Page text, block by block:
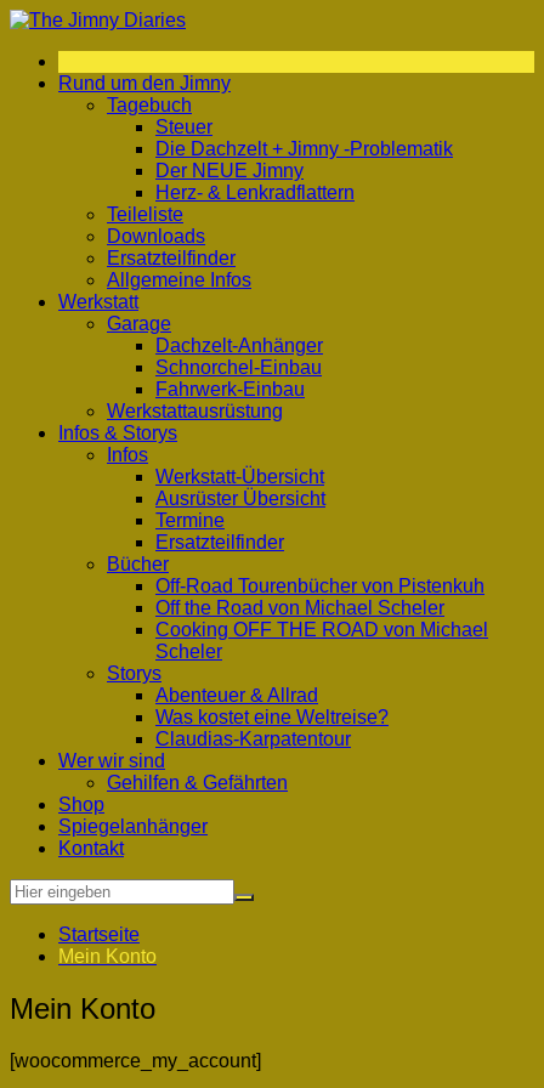
Zum
springen
Rund um den Jimny
Tagebuch
Steuer
Die Dachzelt + Jimny -Problematik
Der NEUE Jimny
Herz- & Lenkradflattern
Teileliste
Downloads
Ersatzteilfinder
Allgemeine Infos
Werkstatt
Garage
Dachzelt-Anhänger
Schnorchel-Einbau
Fahrwerk-Einbau
Werkstattausrüstung
Infos & Storys
Infos
Werkstatt-Übersicht
Ausrüster Übersicht
Termine
Ersatzteilfinder
Bücher
Off-Road Tourenbücher von Pistenkuh
Off the Road von Michael Scheler
Cooking OFF THE ROAD von Michael
Scheler
Storys
Abenteuer & Allrad
Was kostet eine Weltreise?
Claudias-Karpatentour
Wer wir sind
Gehilfen & Gefährten
Shop
Spiegelanhänger
Kontakt
Startseite
Mein Konto
Mein Konto
[woocommerce_my_account]